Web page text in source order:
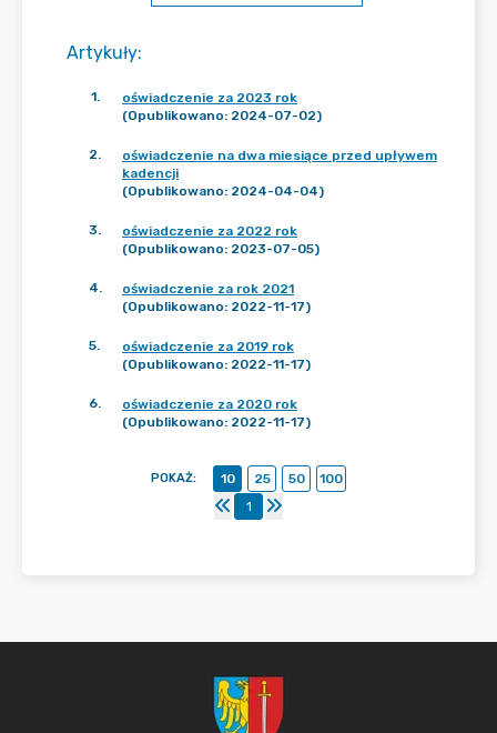
Artykuły:
1.
oświadczenie za 2023 rok
(Opublikowano: 2024-07-02)
2.
oświadczenie na dwa miesiące przed upływem
kadencji
(Opublikowano: 2024-04-04)
3.
oświadczenie za 2022 rok
(Opublikowano: 2023-07-05)
4.
oświadczenie za rok 2021
(Opublikowano: 2022-11-17)
5.
oświadczenie za 2019 rok
(Opublikowano: 2022-11-17)
6.
oświadczenie za 2020 rok
(Opublikowano: 2022-11-17)
POKAŻ: 10 25 50
100
1